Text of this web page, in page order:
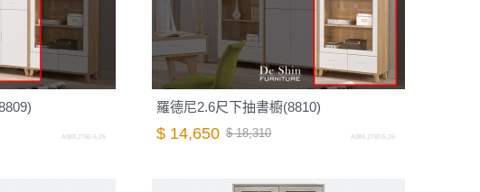
A088.2760-6.26
羅德尼2.6尺下抽書櫥(8810)
$ 14,650 $ 18,310 A088.2760-5.26